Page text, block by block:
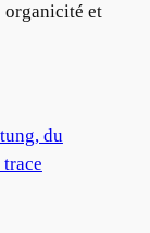
organicité et
du
trace